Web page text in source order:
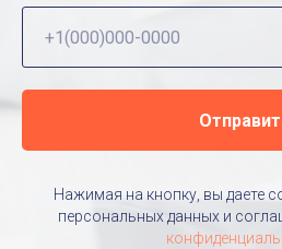
Нажимая на кнопку, вы даете
персональных данных и